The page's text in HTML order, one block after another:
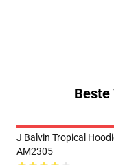
Beste
J Balvin Tropical
AM2305